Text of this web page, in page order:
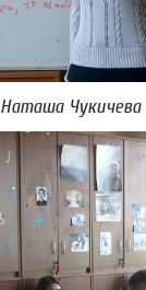
Наташа Чукичева